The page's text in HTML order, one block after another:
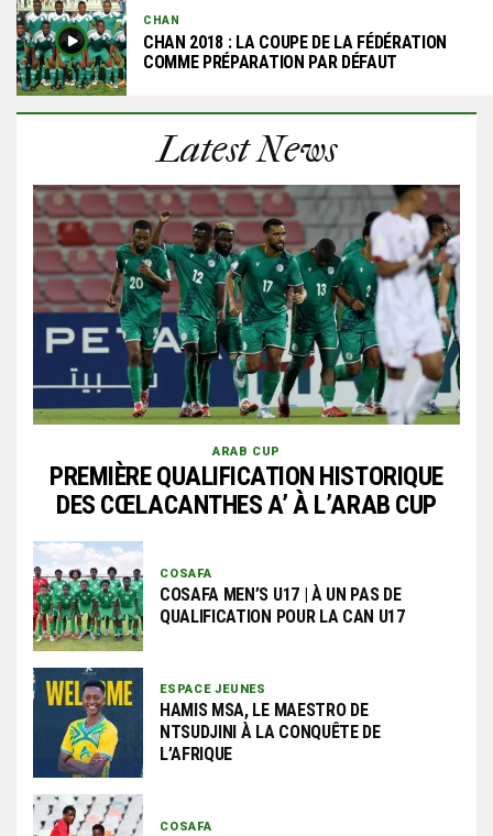
CHAN
CHAN 2018 : LA COUPE DE LA FÉDÉRATION
COMME PRÉPARATION PAR DÉFAUT
Latest News
ARAB CUP
PREMIÈRE QUALIFICATION HISTORIQUE
DES CŒLACANTHES A’ À L’ARAB CUP
COSAFA
COSAFA MEN’S U17 | À UN PAS DE
QUALIFICATION POUR LA CAN U17
ESPACE JEUNES
HAMIS MSA, LE MAESTRO DE
NTSUDJINI À LA CONQUÊTE DE
L’AFRIQUE
COSAFA